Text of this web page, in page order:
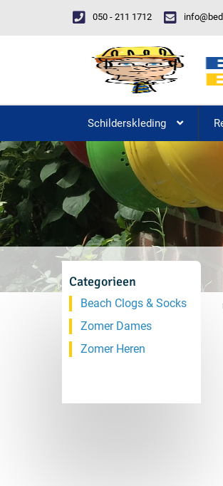
050 - 211 1712
Schilderskleding
Categorieen
Beach Clogs & Socks
Zomer Dames
Zomer Heren